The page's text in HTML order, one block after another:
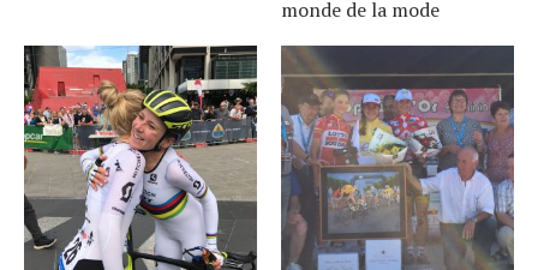
monde de la mode